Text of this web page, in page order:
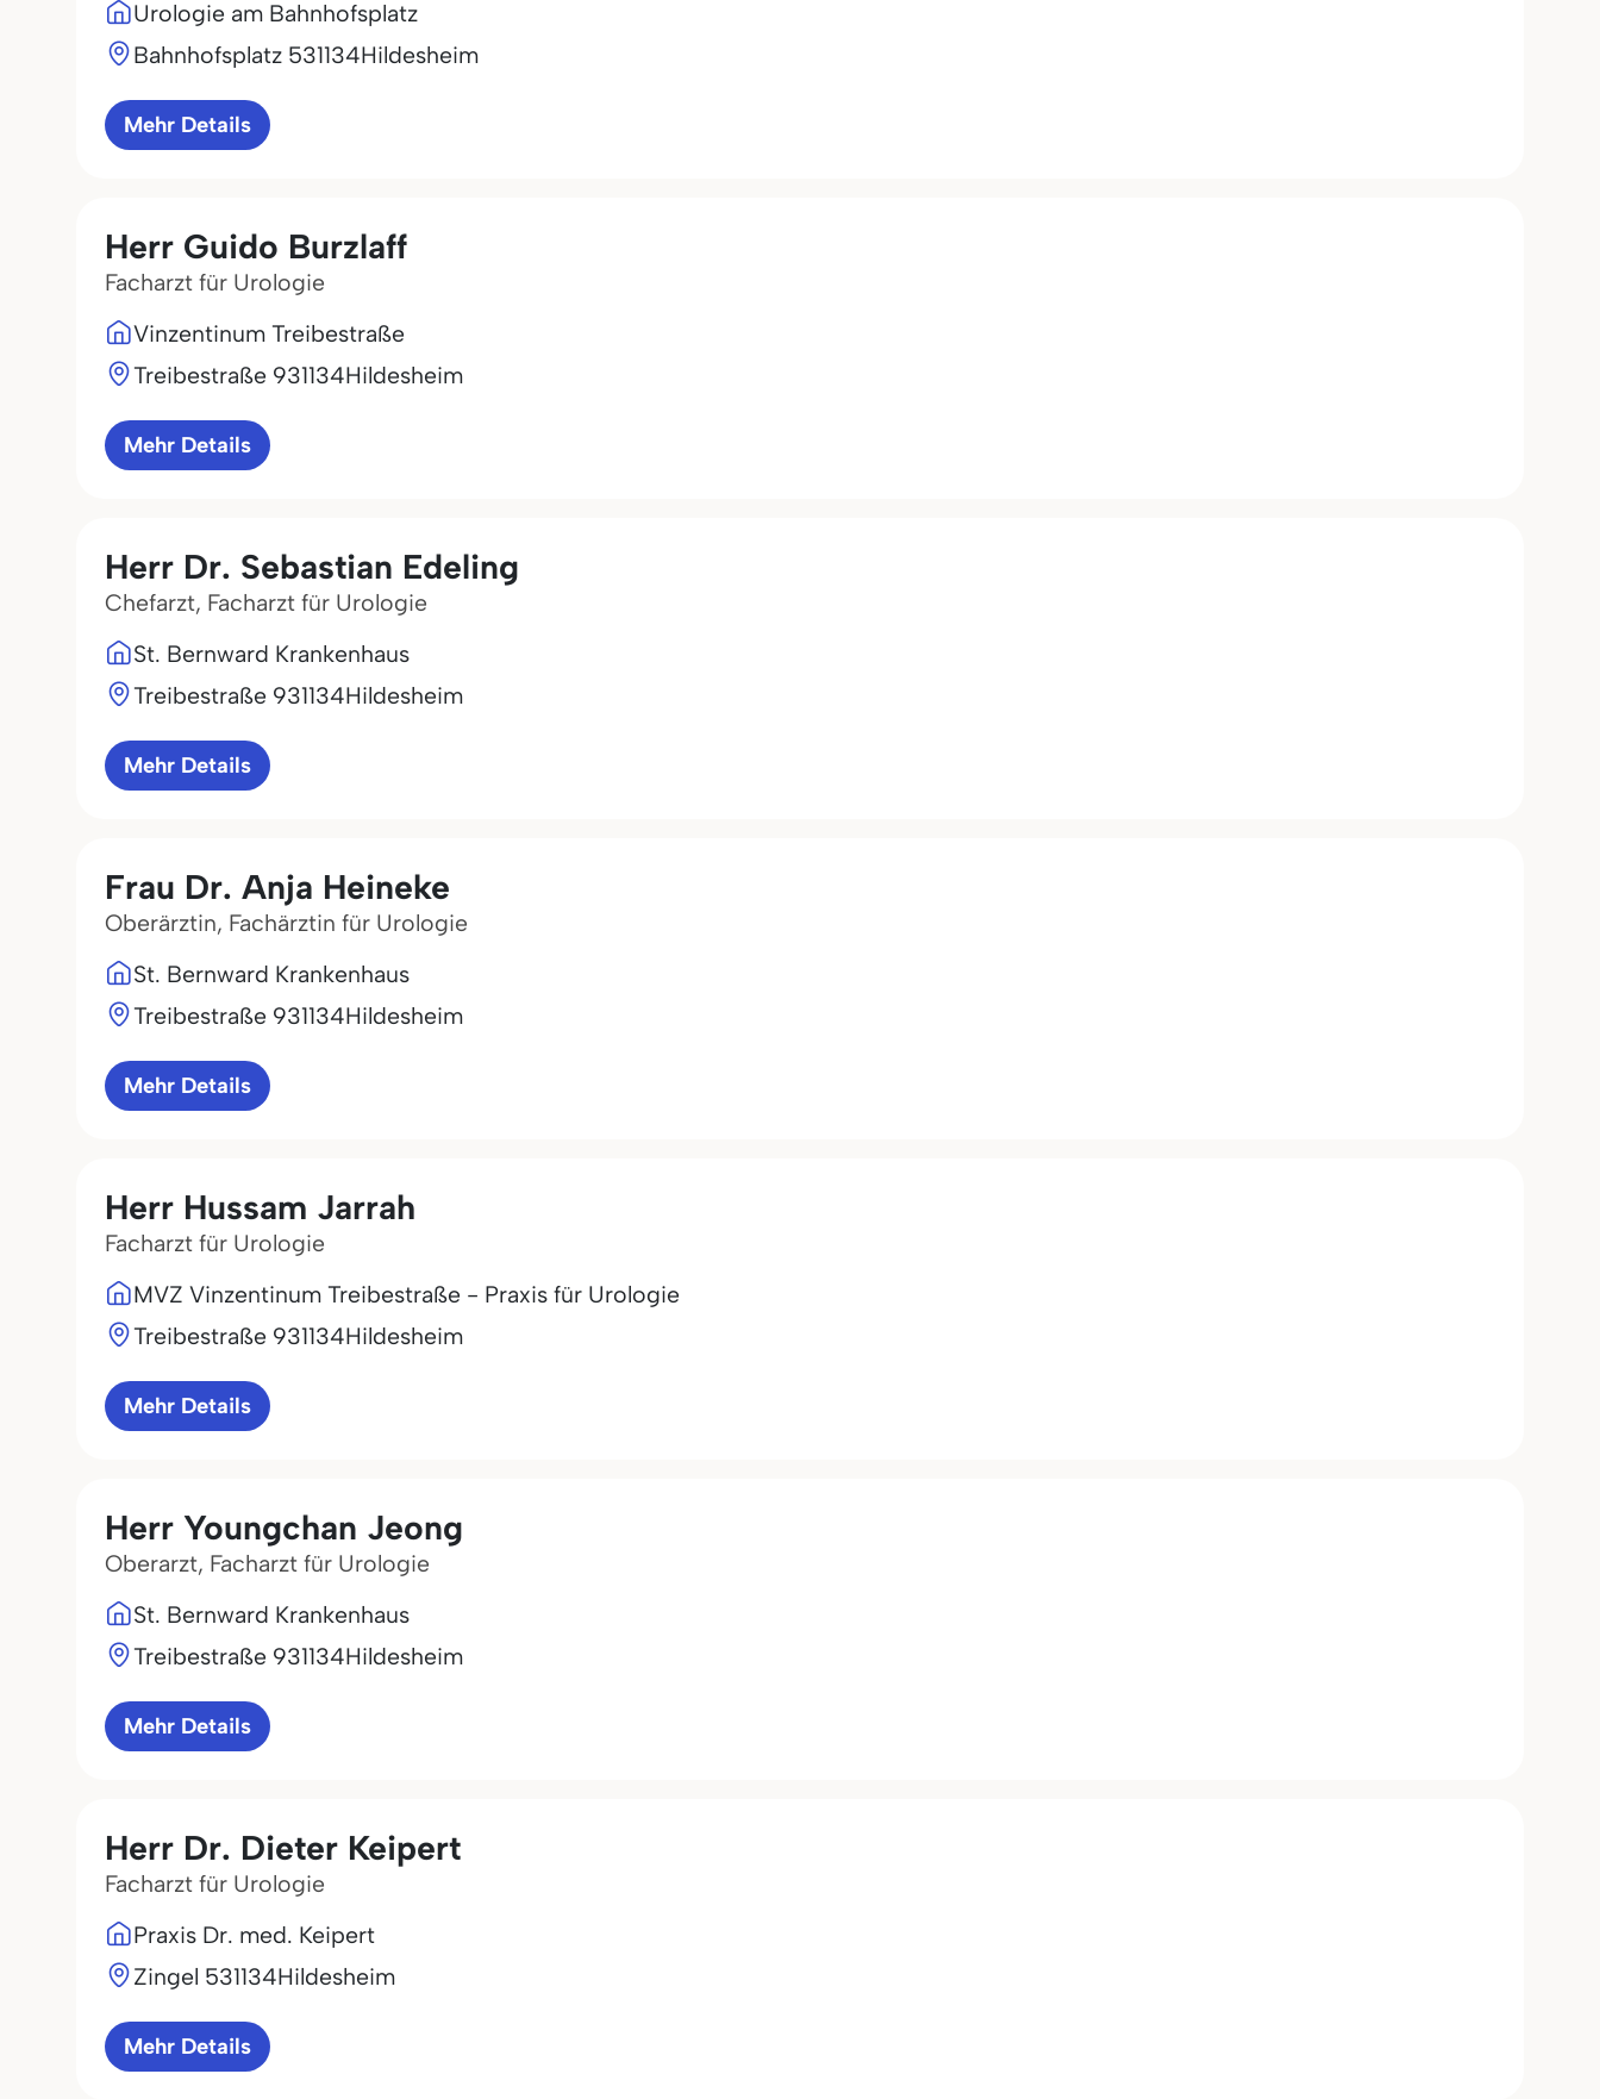
Urologie am Bahnhofsplatz
Bahnhofsplatz 531134Hildesheim
Mehr Details
Herr Guido Burzlaff
Facharzt für Urologie
Vinzentinum Treibestraße
Treibestraße 931134Hildesheim
Mehr Details
Herr Dr. Sebastian Edeling
Chefarzt, Facharzt für Urologie
St. Bernward Krankenhaus
Treibestraße 931134Hildesheim
Mehr Details
Frau Dr. Anja Heineke
Oberärztin, Fachärztin für Urologie
St. Bernward Krankenhaus
Treibestraße 931134Hildesheim
Mehr Details
Herr Hussam Jarrah
Facharzt für Urologie
MVZ Vinzentinum Treibestraße - Praxis für Urologie
Treibestraße 931134Hildesheim
Mehr Details
Herr Youngchan Jeong
Oberarzt, Facharzt für Urologie
St. Bernward Krankenhaus
Treibestraße 931134Hildesheim
Mehr Details
Herr Dr. Dieter Keipert
Facharzt für Urologie
Praxis Dr. med. Keipert
Zingel 531134Hildesheim
Mehr Details